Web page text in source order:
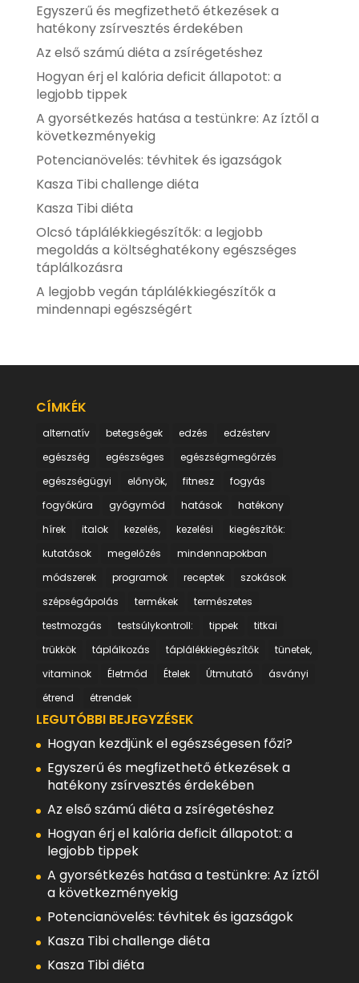
Egyszerű és megfizethető étkezések a
hatékony zsírvesztés érdekében
Az első számú diéta a zsírégetéshez
Hogyan érj el kalória deficit állapotot: a
legjobb tippek
A gyorsétkezés hatása a testünkre: Az íztől a
következményekig
Potencianövelés: tévhitek és igazságok
Kasza Tibi challenge diéta
Kasza Tibi diéta
Olcsó táplálékkiegészítők: a legjobb
megoldás a költséghatékony egészséges
táplálkozásra
A legjobb vegán táplálékkiegészítők a
mindennapi egészségért
CÍMKÉK
alternatív betegségek edzés
edzésterv
egészség
egészséges
egészségmegőrzés
egészségügyi
előnyök, fitnesz
fogyás
fogyókúra
gyógymód hatások
hatékony
hírek
italok kezelés, kezelési
kiegészítők:
kutatások
megelőzés
mindennapokban
módszerek
programok receptek
szokások
szépségápolás
termékek
természetes
testmozgás
testsúlykontroll: tippek
titkai
trükkök
táplálkozás táplálékkiegészítők
tünetek,
vitaminok
Életmód Ételek Útmutató
ásványi
étrend
étrendek
LEGUTÓBBI BEJEGYZÉSEK
Hogyan kezdjünk el egészségesen főzi?
Egyszerű és megfizethető étkezések a
hatékony zsírvesztés érdekében
Az első számú diéta a zsírégetéshez
Hogyan érj el kalória deficit állapotot: a
legjobb tippek
A gyorsétkezés hatása a testünkre: Az íztől
a következményekig
Potencianövelés: tévhitek és igazságok
Kasza Tibi challenge diéta
Kasza Tibi diéta